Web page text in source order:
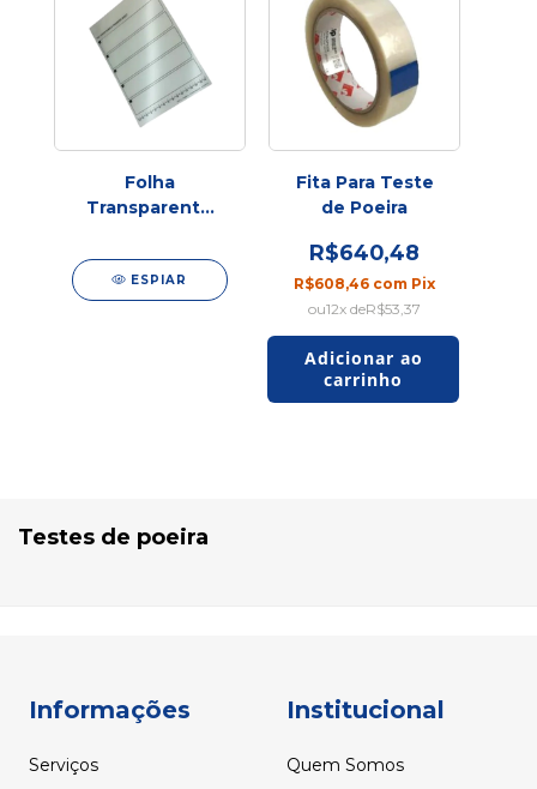
Folha
Transparente
Poeira
ESPIAR
Fita Para Teste
de Poeira
R$640,48
R$608,46 com Pix
12x deR$53,37
Testes de poeira
Informações
Serviços
Institucional
Quem Somos